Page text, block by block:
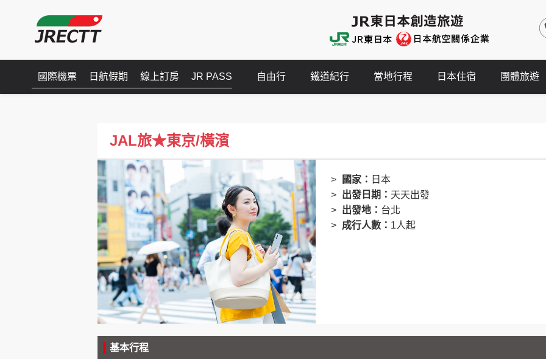
國際機票 日航假期 線上訂房 JR PASS 自由行 鐵道紀行 當地行程 日本住宿 團體旅遊
JAL旅★東京/橫濱
國家： 日本
出發日期： 天天出發
出發地： 台北
成行人數： 1人起
基本行程